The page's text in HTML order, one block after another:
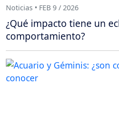
Noticias • FEB 9 / 2026
¿Qué impacto tiene un
comportamiento?